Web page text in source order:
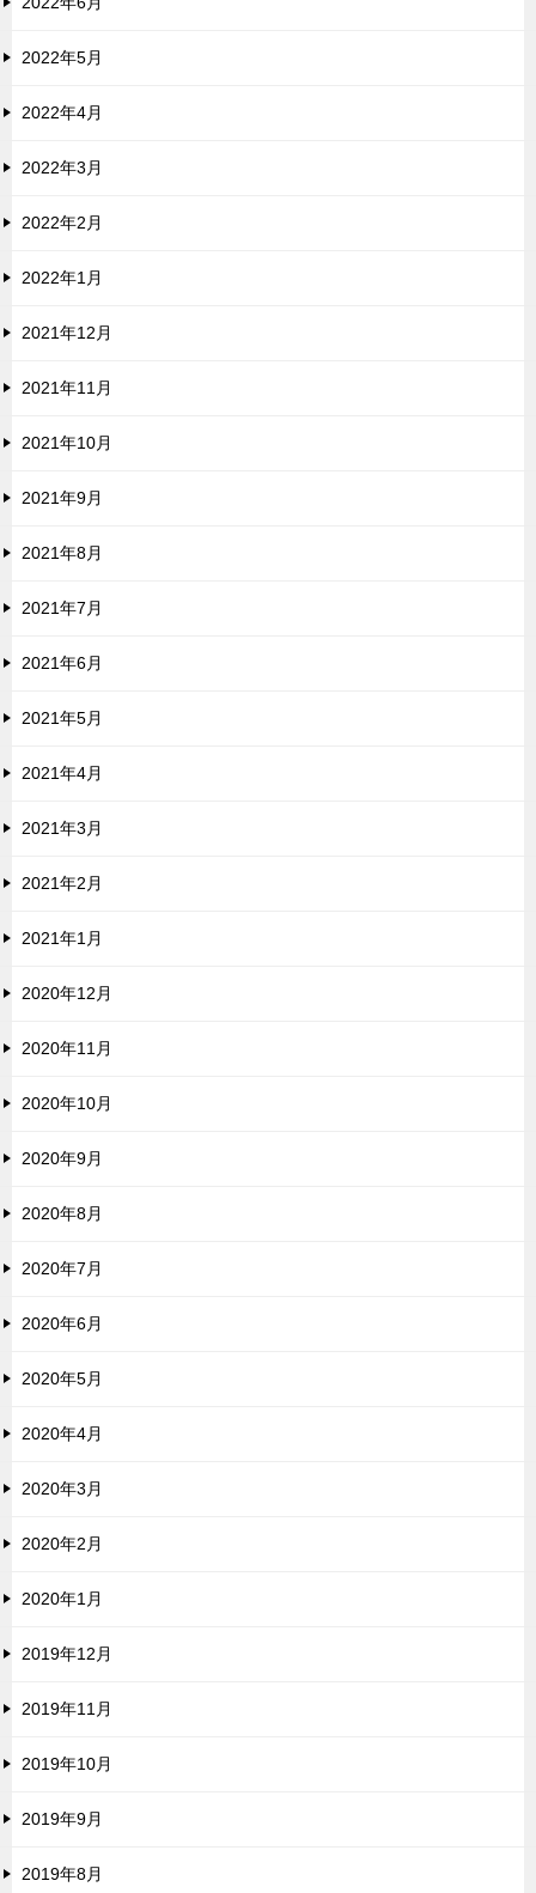
2022年5月
2022年4月
2022年3月
2022年2月
2022年1月
2021年12月
2021年11月
2021年10月
2021年9月
2021年8月
2021年7月
2021年6月
2021年5月
2021年4月
2021年3月
2021年2月
2021年1月
2020年12月
2020年11月
2020年10月
2020年9月
2020年8月
2020年7月
2020年6月
2020年5月
2020年4月
2020年3月
2020年2月
2020年1月
2019年12月
2019年11月
2019年10月
2019年9月
2019年8月